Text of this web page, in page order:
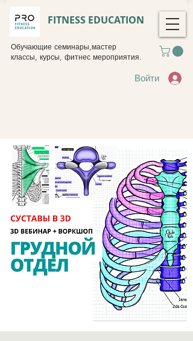
FITNESS EDUCATION
Обучающие семинары,мастер
классы, курсы, фитнес мероприятия.
Войти